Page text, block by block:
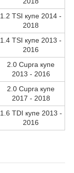
1.2 TSI купе 2014 -
2018
1.4 TSI купе 2013 -
2016
2.0 Cupra купе
2013 - 2016
2.0 Cupra купе
2017 - 2018
1.6 TDI купе 2013 -
2016